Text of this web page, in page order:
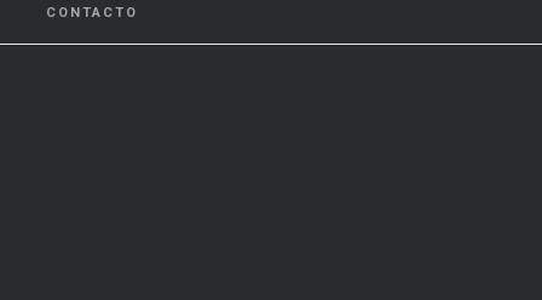
CONTACTO